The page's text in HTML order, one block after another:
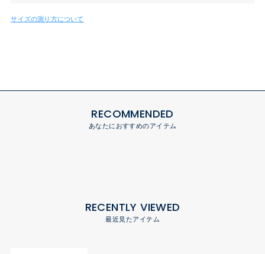
サイズの測り方について
RECOMMENDED
あなたにおすすめのアイテム
RECENTLY VIEWED
最近見たアイテム